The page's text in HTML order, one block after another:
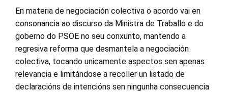
En materia de negociación colectiva o acordo vai en
consonancia ao discurso da Ministra de Traballo e do
goberno do PSOE no seu conxunto, mantendo a
regresiva reforma que desmantela a negociación
colectiva, tocando unicamente aspectos sen apenas
relevancia e limitándose a recoller un listado de
declaracións de intencións sen ningunha consecuencia